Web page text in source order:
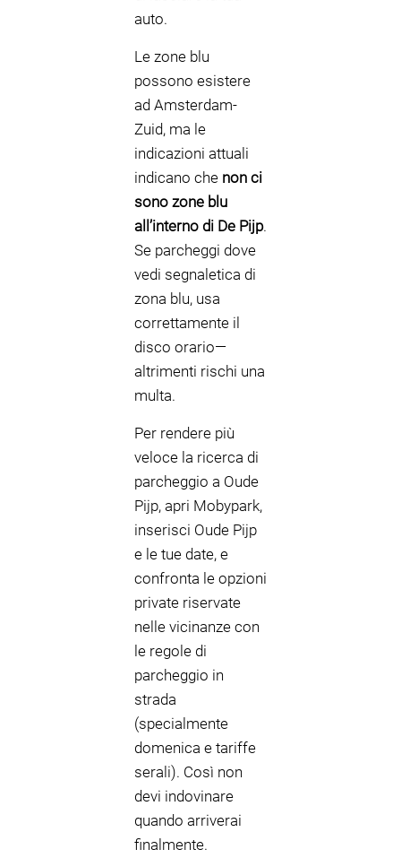
auto.
Le zone blu
possono esistere
ad Amsterdam-
Zuid, ma le
indicazioni attuali
indicano che non ci
sono zone blu
all’interno di De Pijp.
Se parcheggi dove
vedi segnaletica di
zona blu, usa
correttamente il
disco orario—
altrimenti rischi una
multa.
Per rendere più
veloce la ricerca di
parcheggio a Oude
Pijp, apri Mobypark,
inserisci Oude Pijp
e le tue date, e
confronta le opzioni
private riservate
nelle vicinanze con
le regole di
parcheggio in
strada
(specialmente
domenica e tariffe
serali). Così non
devi indovinare
quando arriverai
finalmente.